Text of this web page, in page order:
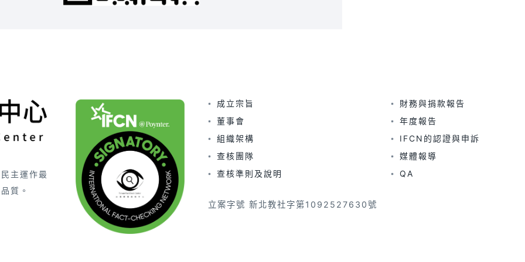
主運作最
質。
成立宗旨
董事會
組織架構
查核團隊
查核準則及說明
立案字號 新北教社字第1092527630號
財務與捐款報告
年度報告
IFCN的認證與申訴
媒體報導
QA